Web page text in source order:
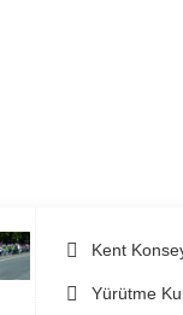
Kent
Yürütme